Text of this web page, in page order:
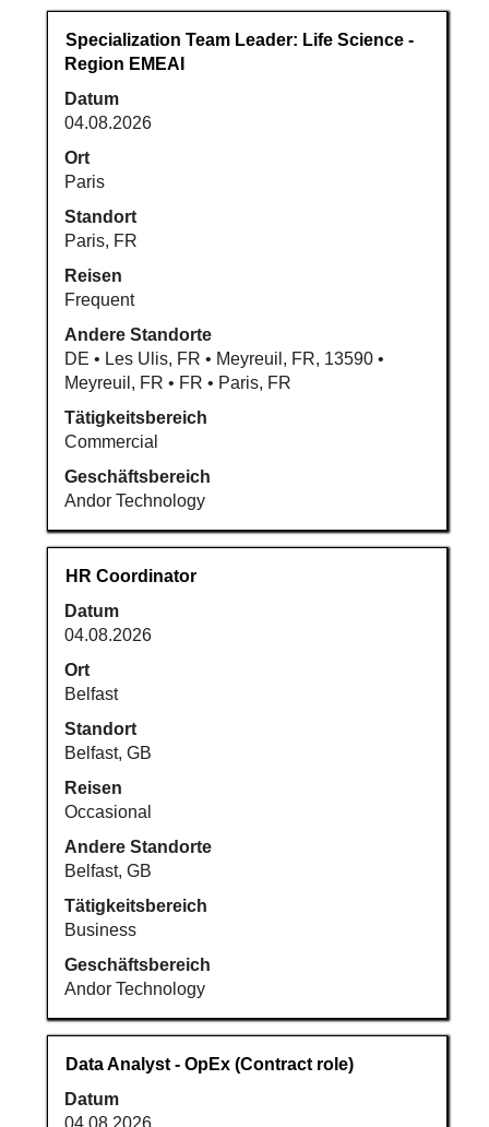
Stellenbezeichnung
Specialization Team Leader: Life Science -
Region EMEAI
Datum
04.08.2026
Ort
Paris
Standort
Paris, FR
Reisen
Frequent
Andere Standorte
DE • Les Ulis, FR • Meyreuil, FR, 13590 •
Meyreuil, FR • FR • Paris, FR
Tätigkeitsbereich
Commercial
Geschäftsbereich
Andor Technology
Drücken
Sie
die
Leertaste,
um
die
Stelleninformationen
vollständig
anzuzeigen.
Stellenbezeichnung
HR Coordinator
Datum
04.08.2026
Ort
Belfast
Standort
Belfast, GB
Reisen
Occasional
Andere Standorte
Belfast, GB
Tätigkeitsbereich
Business
Geschäftsbereich
Andor Technology
Drücken
Sie
die
Leertaste,
um
die
Stelleninformationen
vollständig
anzuzeigen.
Stellenbezeichnung
Data Analyst - OpEx (Contract role)
Datum
04.08.2026
Drücken
Sie
die